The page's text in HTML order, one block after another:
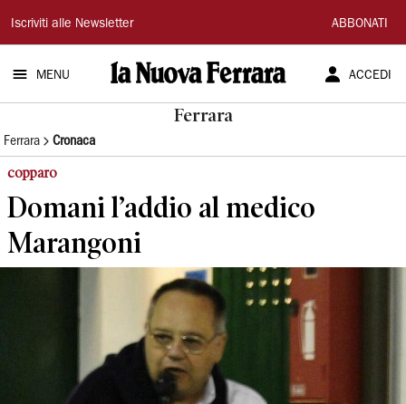
La
Nuova
Ferrara
Iscriviti alle Newsletter ABBONATI
MENU ACCEDI
Ferrara
Ferrara Cronaca
copparo
Domani l’addio al medico
Marangoni